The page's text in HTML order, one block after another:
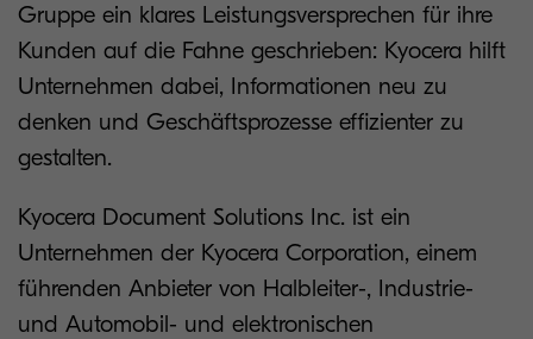
Gruppe ein klares Leistungsversprechen für ihre
Kunden auf die Fahne geschrieben: Kyocera hilft
Unternehmen dabei, Informationen neu zu
denken und Geschäftsprozesse effizienter zu
gestalten.
Kyocera Document Solutions Inc. ist ein
Unternehmen der Kyocera Corporation, einem
führenden Anbieter von Halbleiter-, Industrie-
und Automobil- und elektronischen